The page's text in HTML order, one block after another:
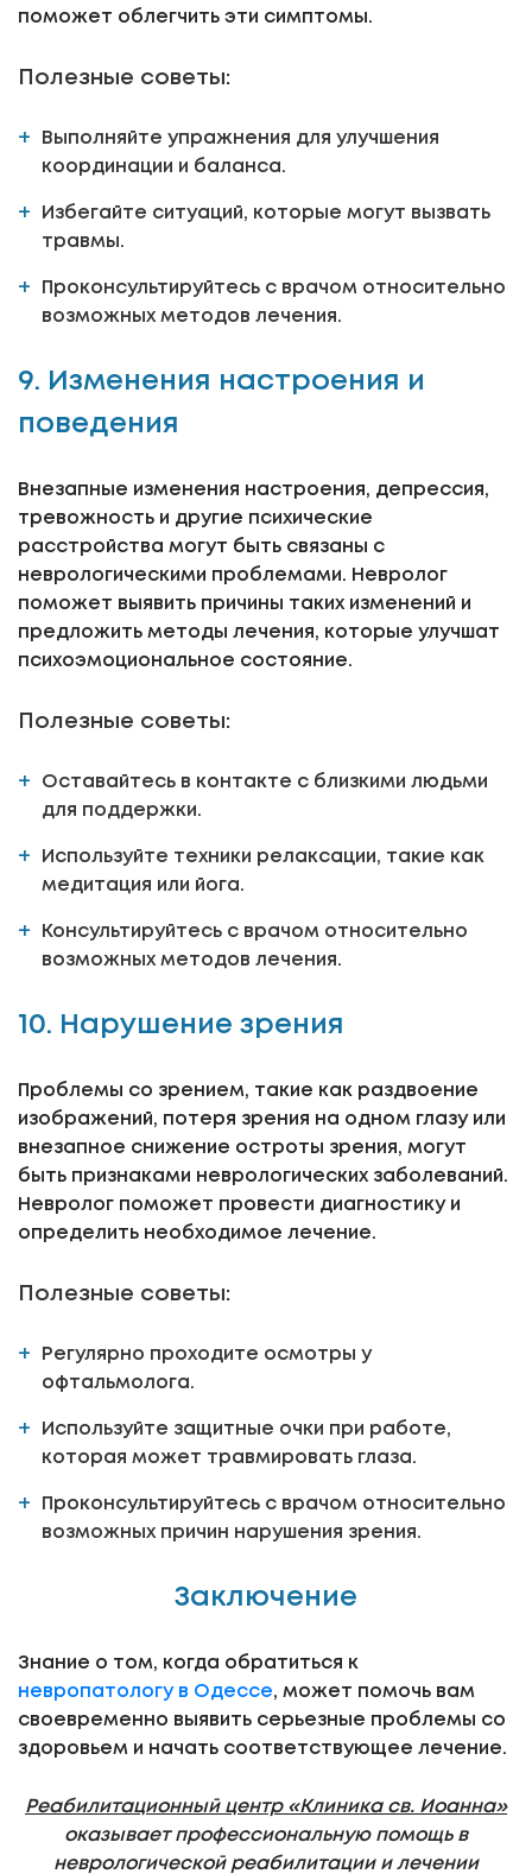
поможет облегчить эти симптомы.
Полезные советы:
Выполняйте упражнения для улучшения
координации и баланса.
Избегайте ситуаций, которые могут вызвать
травмы.
Проконсультируйтесь с врачом относительно
возможных методов лечения.
9. Изменения настроения и
поведения
Внезапные изменения настроения, депрессия,
тревожность и другие психические
расстройства могут быть связаны с
неврологическими проблемами. Невролог
поможет выявить причины таких изменений и
предложить методы лечения, которые улучшат
психоэмоциональное состояние.
Полезные советы:
Оставайтесь в контакте с близкими людьми
для поддержки.
Используйте техники релаксации, такие как
медитация или йога.
Консультируйтесь с врачом относительно
возможных методов лечения.
10. Нарушение зрения
Проблемы со зрением, такие как раздвоение
изображений, потеря зрения на одном глазу или
внезапное снижение остроты зрения, могут
быть признаками неврологических заболеваний.
Невролог поможет провести диагностику и
определить необходимое лечение.
Полезные советы:
Регулярно проходите осмотры у
офтальмолога.
Используйте защитные очки при работе,
которая может травмировать глаза.
Проконсультируйтесь с врачом относительно
возможных причин нарушения зрения.
Заключение
Знание о том, когда обратиться к
невропатологу в Одессе, может помочь вам
своевременно выявить серьезные проблемы со
здоровьем и начать соответствующее лечение.
Реабилитационный центр «Клиника св. Иоанна»
оказывает профессиональную помощь в
неврологической реабилитации и лечении